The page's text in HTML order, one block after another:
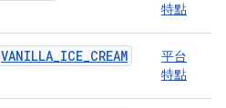
特點
VANILLA_ICE_CREAM
平台
特點